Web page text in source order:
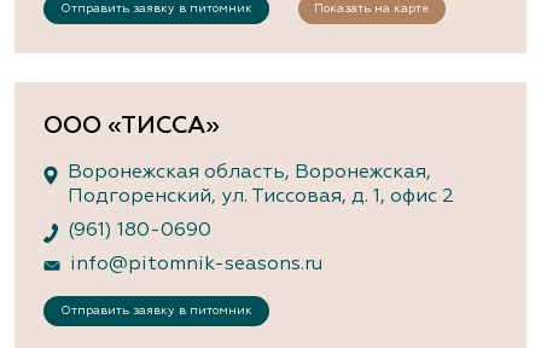
Отправить заявку в питомник Показать на карте
ООО «ТИССА»
Воронежская область, Воронежская,
Подгоренский, ул. Тиссовая, д. 1, офис 2
(961) 180-0690
info@pitomnik-seasons.ru
Отправить заявку в питомник